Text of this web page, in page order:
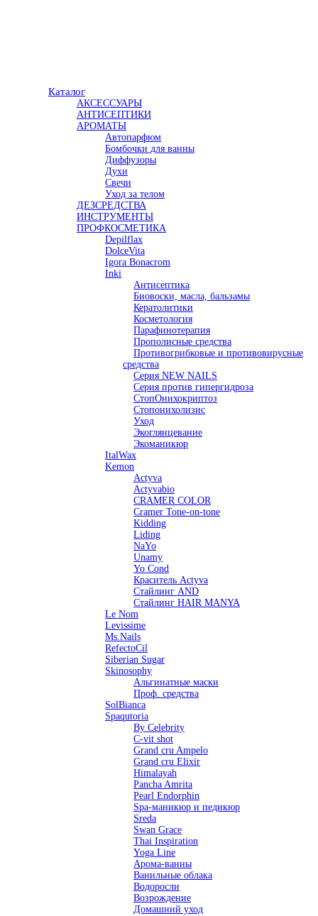
Каталог
АКСЕССУАРЫ
АНТИСЕПТИКИ
АРОМАТЫ
Автопарфюм
Бомбочки для ванны
Диффузоры
Духи
Свечи
Уход за телом
ДЕЗСРЕДСТВА
ИНСТРУМЕНТЫ
ПРОФКОСМЕТИКА
Depilflax
DolceVita
Igora Bonacrom
Inki
Антисептика
Биовоски, масла, бальзамы
Кератолитики
Косметология
Парафинотерапия
Прополисные средства
Противогрибковые и противовирусные
средства
Серия NEW NAILS
Серия против гипергидроза
СтопОнихокриптоз
Стопонихолизис
Уход
Экоглянцевание
Экоманикюр
ItalWax
Kemon
Actyva
Actyvabio
CRAMER COLOR
Cramer Tone-on-tone
Kidding
Liding
NaYo
Unamy
Yo Cond
Краситель Actyva
Стайлинг AND
Стайлинг HAIR MANYA
Le Nom
Levissime
Ms.Nails
RefectoCil
Siberian Sugar
Skinosophy
Альгинатные маски
Проф. средства
SolBianca
Spaqutoria
By Celebrity
C-vit shot
Grand cru Ampelo
Grand сru Elixir
Himalayah
Pancha Amrita
Pearl Endorphin
Spa-маникюр и педикюр
Sreda
Swan Grace
Thai Inspiration
Yoga Line
Арома-ванны
Ванильные облака
Водоросли
Возрождение
Домашний уход